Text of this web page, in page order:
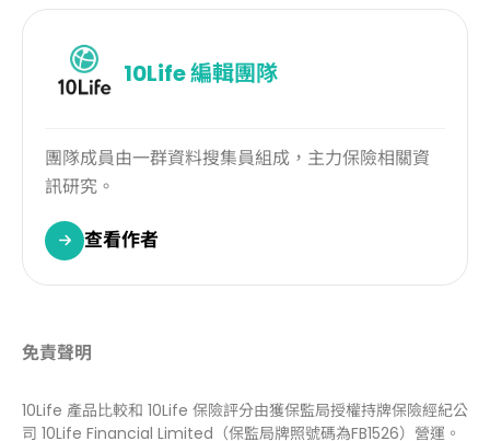
10Life編輯團隊
團隊成員由一群資料搜集員組成，主力保險相關資
訊研究。
查看作者
免責聲明
10Life 產品比較和 10Life 保險評分由獲保監局授權持牌保險經紀公
司 10Life Financial Limited（保監局牌照號碼為FB1526）營運。